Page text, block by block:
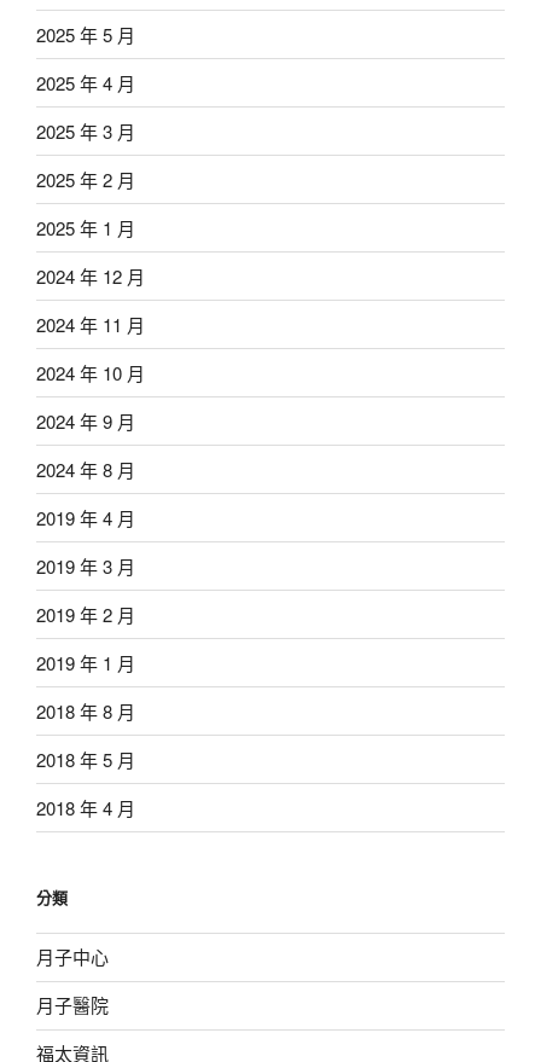
2025 年 5 月
2025 年 4 月
2025 年 3 月
2025 年 2 月
2025 年 1 月
2024 年 12 月
2024 年 11 月
2024 年 10 月
2024 年 9 月
2024 年 8 月
2019 年 4 月
2019 年 3 月
2019 年 2 月
2019 年 1 月
2018 年 8 月
2018 年 5 月
2018 年 4 月
分類
月子中心
月子醫院
福太資訊